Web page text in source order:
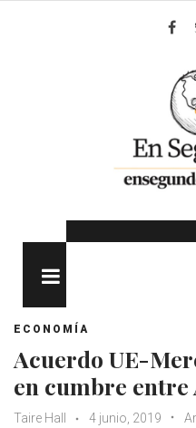
ECONOMÍA
Acuerdo UE-
en cumbre
Taire Hall 4 junio, 2019